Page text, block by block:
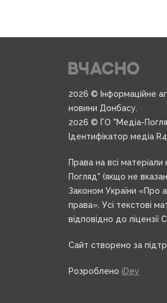
2026 © Інформаційне
новини Донбасу.
2026 © ГО "Медіа-
Ідентифікатор медіа
Права на всі
Погляд" (якщо не
Законом України «Про
права». Усі текстові
відповідно до ліцензії
Сайт створено за
Розроблено iDev